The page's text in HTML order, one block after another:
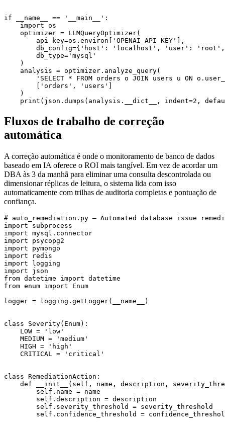
if __name__ == '__main__':
    import os
    optimizer = LLMQueryOptimizer(
        api_key=os.environ['OPENAI_API_KEY'],
db_config={'host': 'localhost', 'user':
        db_type='mysql'
    )
    analysis = optimizer.analyze_query(
'SELECT * FROM orders o JOIN users u ON
        ['orders', 'users']
    )
Fluxos de trabalho de correção
automática
A correção automática é onde o monitoramento de banco de dados
baseado em IA oferece o ROI mais tangível. Em vez de acordar um
DBA às 3 da manhã para eliminar uma consulta descontrolada ou
dimensionar réplicas de leitura, o sistema lida com isso
automaticamente com trilhas de auditoria completas e pontuação de
confiança.
# auto_remediation.py — Automated database issue
import subprocess
import mysql.connector
import psycopg2
import pymongo
import redis
import logging
import json
from datetime import datetime
from enum import Enum
logger = logging.getLogger(__name__)
class Severity(Enum):
    LOW = 'low'
    MEDIUM = 'medium'
    HIGH = 'high'
    CRITICAL = 'critical'
class RemediationAction:
def __init__(self, name, description,
        self.name = name
        self.description = description
        self.severity_threshold = severity_threshold
self.confidence_threshold =